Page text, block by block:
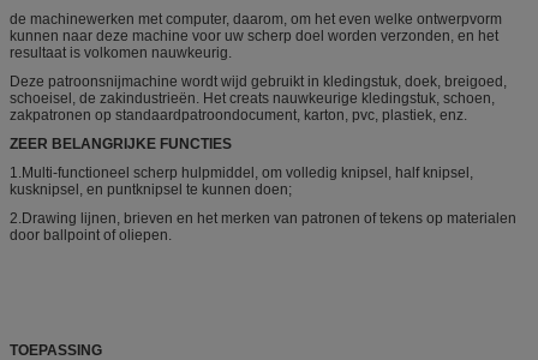
de machinewerken met computer, daarom, om het even welke ontwerpvorm
kunnen naar deze machine voor uw scherp doel worden verzonden, en het
resultaat is volkomen nauwkeurig.
Deze patroonsnijmachine wordt wijd gebruikt in kledingstuk, doek, breigoed,
schoeisel, de zakindustrieën. Het creats nauwkeurige kledingstuk, schoen,
zakpatronen op standaardpatroondocument, karton, pvc, plastiek, enz.
ZEER BELANGRIJKE FUNCTIES
1.Multi-functioneel scherp hulpmiddel, om volledig knipsel, half knipsel,
kusknipsel, en puntknipsel te kunnen doen;
2.Drawing lijnen, brieven en het merken van patronen of tekens op materialen
door ballpoint of oliepen.
TOEPASSING